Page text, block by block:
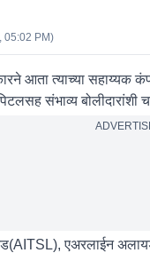
05:02 PM)
आता त्याच्या सहाय्यक
संभाव्य बोलीदारांशी
एअरलाईन